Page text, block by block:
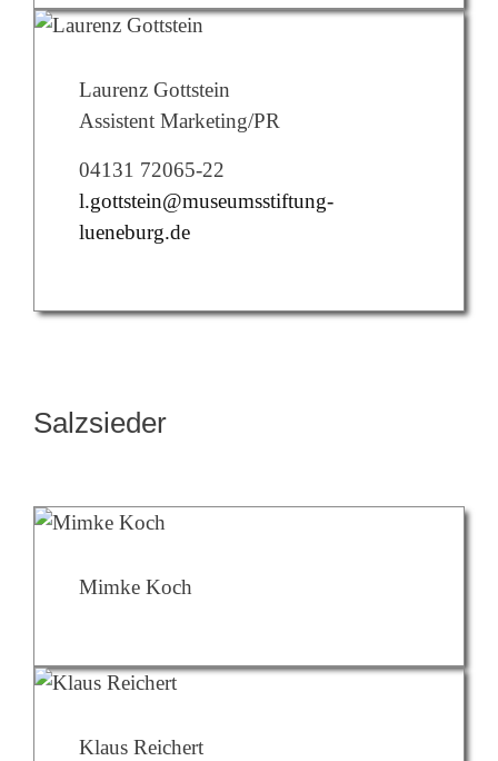
Laurenz Gottstein
Assistent Marketing/PR
04131 72065-22
l.gottstein@museumsstiftung-
lueneburg.de
Salzsieder
Mimke Koch
Klaus Reichert